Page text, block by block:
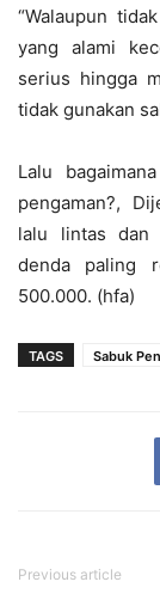
“Walaupun
yang alami
serius hingga
tidak gunakan
Lalu
pengaman?,
lalu lintas dan
denda paling
500.000. (hfa)
TAGS Sabuk
Previous article